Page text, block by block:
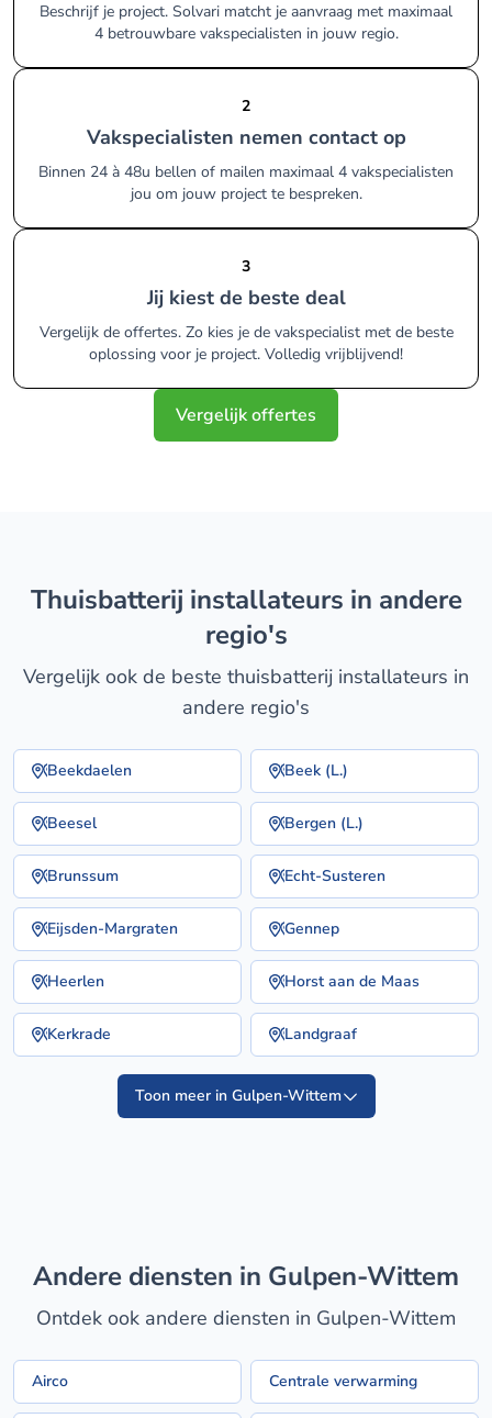
Beschrijf je project. Solvari matcht je aanvraag met maximaal
4 betrouwbare vakspecialisten in jouw regio.
2
Vakspecialisten nemen contact op
Binnen 24 à 48u bellen of mailen maximaal 4 vakspecialisten
jou om jouw project te bespreken.
3
Jij kiest de beste deal
Vergelijk de offertes. Zo kies je de vakspecialist met de beste
oplossing voor je project. Volledig vrijblijvend!
Vergelijk offertes
thuisbatterij installateurs in andere
regio's
Vergelijk ook de beste thuisbatterij installateurs in
andere regio's
Beekdaelen Beek (L.)
Beesel Bergen (L.)
Brunssum Echt-Susteren
Eijsden-Margraten Gennep
Heerlen Horst aan de Maas
Kerkrade Landgraaf
Toon meer in Gulpen-Wittem
Andere diensten in Gulpen-Wittem
Ontdek ook andere diensten in Gulpen-Wittem
Airco Centrale verwarming